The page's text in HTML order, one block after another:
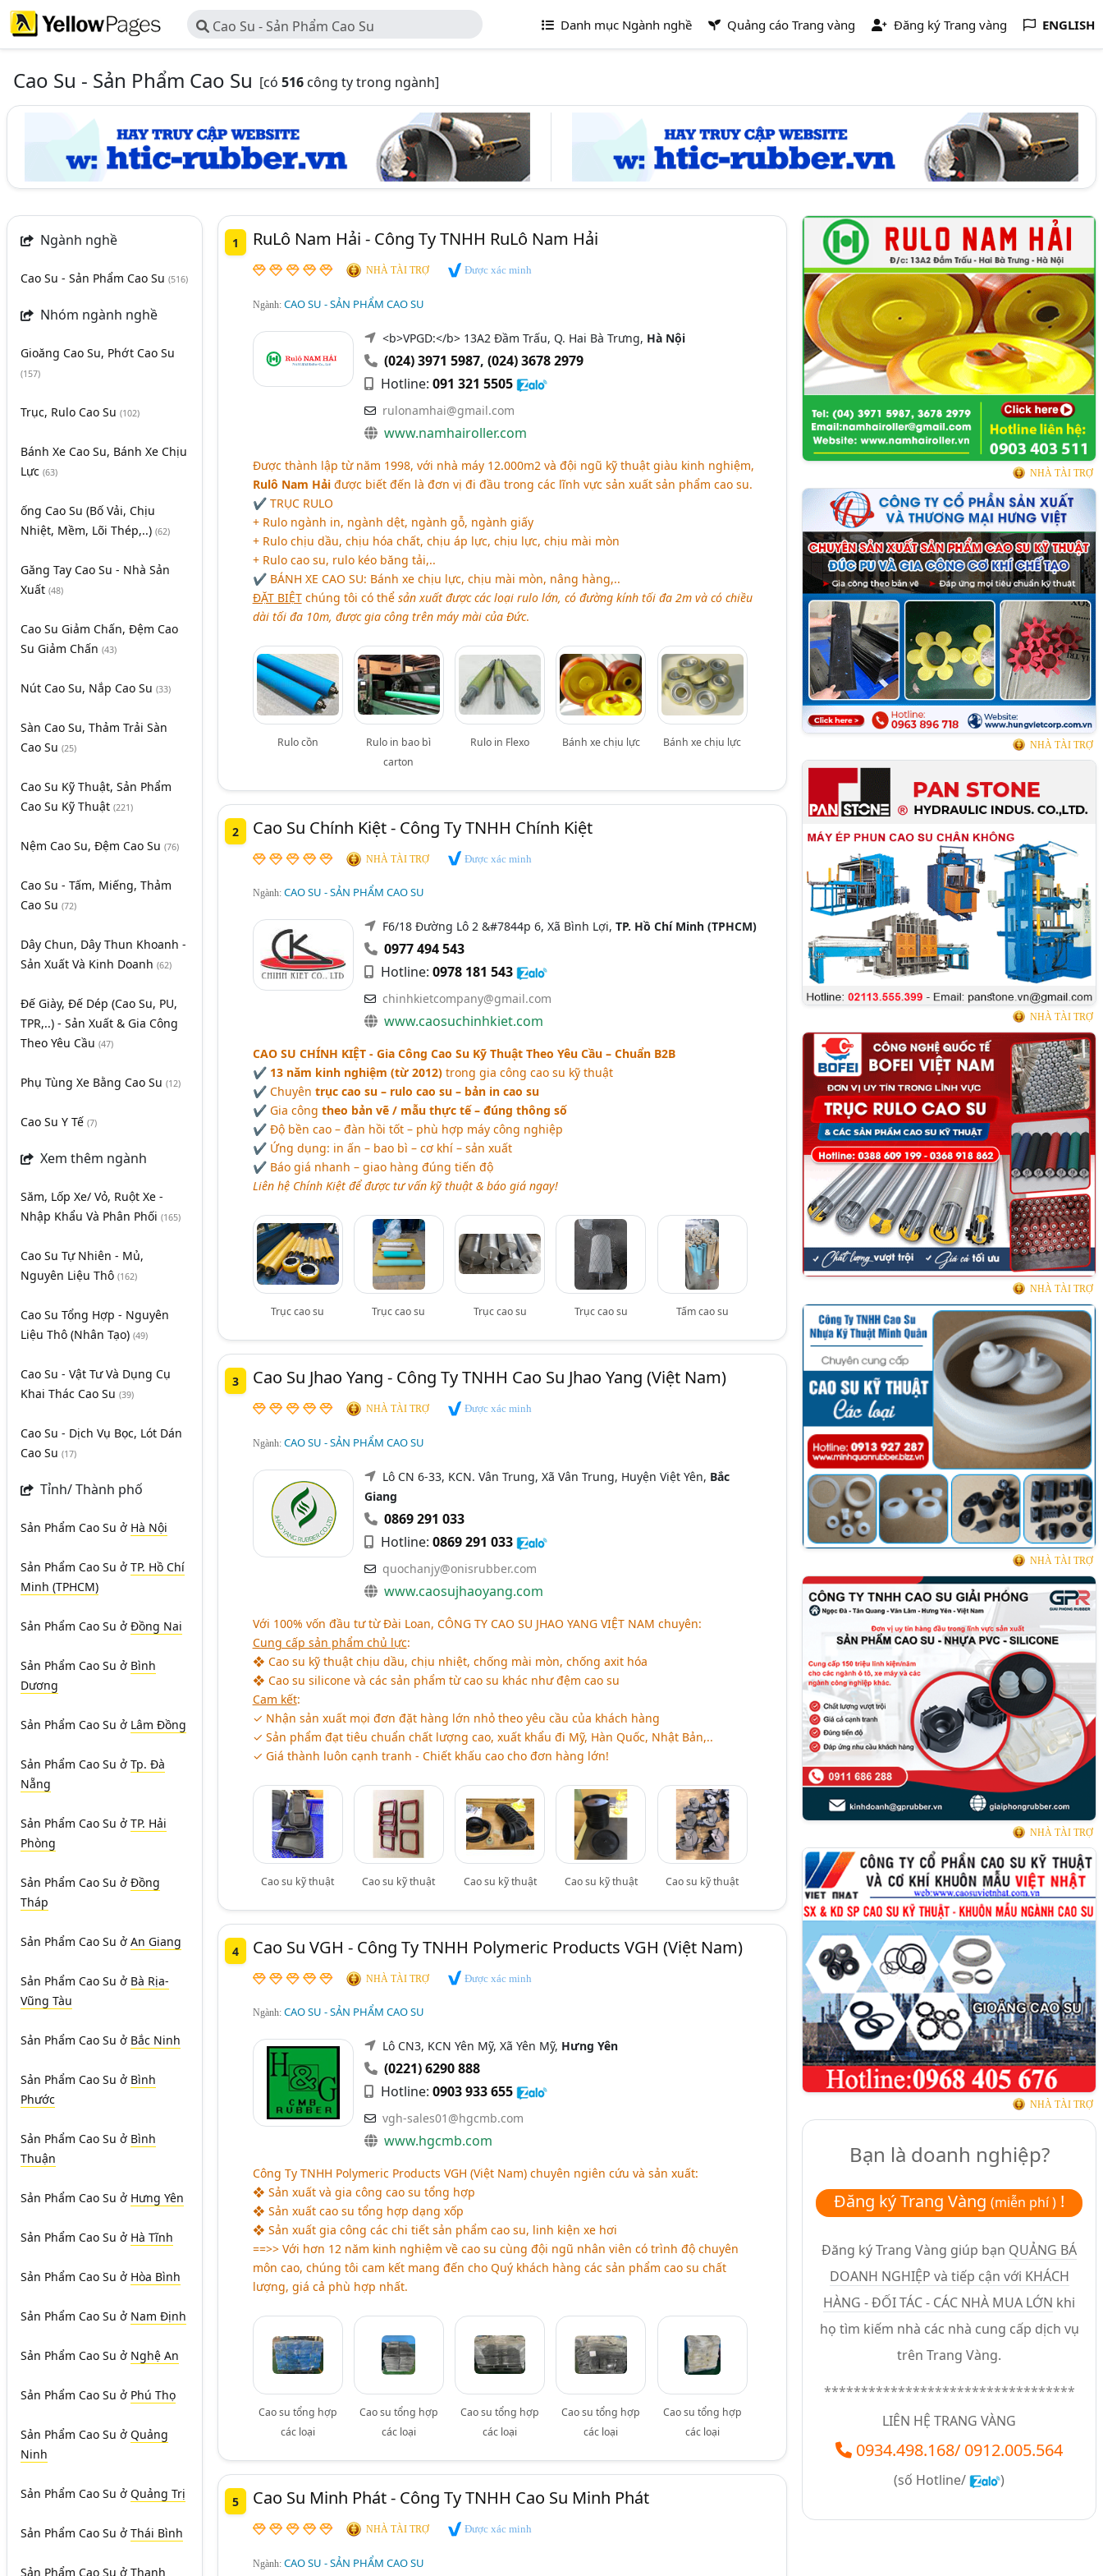
Cao Su - Sản Phẩm Cao Su Danh mục Ngành nghề Quảng cáo Trang vàng Đăng ký Trang vàng ENGLISH
Cao Su - Sản Phẩm Cao Su [có 516 công ty trong ngành]
Ngành nghề
Cao Su - Sản Phẩm Cao Su (516)
Nhóm ngành nghề
Gioăng Cao Su, Phớt Cao Su
(157)
Trục, Rulo Cao Su (102)
Bánh Xe Cao Su, Bánh Xe Chịu
Lực (63)
ống Cao Su (Bố Vải, Chịu
Nhiệt, Mềm, Lõi Thép,..) (62)
Găng Tay Cao Su - Nhà Sản
Xuất (48)
Cao Su Giảm Chấn, Đệm Cao
Su Giảm Chấn (43)
Nút Cao Su, Nắp Cao Su (33)
Sàn Cao Su, Thảm Trải Sàn
Cao Su (25)
Cao Su Kỹ Thuật, Sản Phẩm
Cao Su Kỹ Thuật (221)
Nệm Cao Su, Đệm Cao Su (76)
Cao Su - Tấm, Miếng, Thảm
Cao Su (72)
Dây Chun, Dây Thun Khoanh -
Sản Xuất Và Kinh Doanh (62)
Đế Giày, Đế Dép (Cao Su, PU,
TPR,..) - Sản Xuất & Gia Công
Theo Yêu Cầu (47)
Phụ Tùng Xe Bằng Cao Su (12)
Cao Su Y Tế (7)
Xem thêm ngành
Săm, Lốp Xe/ Vỏ, Ruột Xe -
Nhập Khẩu Và Phân Phối (165)
Cao Su Tự Nhiên - Mủ,
Nguyên Liệu Thô (162)
Cao Su Tổng Hợp - Nguyên
Liệu Thô (Nhân Tạo) (49)
Cao Su - Vật Tư Và Dụng Cụ
Khai Thác Cao Su (39)
Cao Su - Dịch Vụ Bọc, Lót Dán
Cao Su (17)
Tỉnh/ Thành phố
Sản Phẩm Cao Su ở Hà Nội
Sản Phẩm Cao Su ở TP. Hồ Chí
Minh (TPHCM)
Sản Phẩm Cao Su ở Đồng Nai
Sản Phẩm Cao Su ở Bình
Dương
Sản Phẩm Cao Su ở Lâm Đồng
Sản Phẩm Cao Su ở Tp. Đà
Nẵng
Sản Phẩm Cao Su ở TP. Hải
Phòng
Sản Phẩm Cao Su ở Đồng
Tháp
Sản Phẩm Cao Su ở An Giang
Sản Phẩm Cao Su ở Bà Rịa-
Vũng Tàu
Sản Phẩm Cao Su ở Bắc Ninh
Sản Phẩm Cao Su ở Bình
Phước
Sản Phẩm Cao Su ở Bình
Thuận
Sản Phẩm Cao Su ở Hưng Yên
Sản Phẩm Cao Su ở Hà Tĩnh
Sản Phẩm Cao Su ở Hòa Bình
Sản Phẩm Cao Su ở Nam Định
Sản Phẩm Cao Su ở Nghệ An
Sản Phẩm Cao Su ở Phú Thọ
Sản Phẩm Cao Su ở Quảng
Ninh
Sản Phẩm Cao Su ở Quảng Trị
Sản Phẩm Cao Su ở Thái Bình
Sản Phẩm Cao Su ở Thanh
1 RuLô Nam Hải - Công Ty TNHH RuLô Nam Hải
NHÀ TÀI TRỢ Được xác minh
Ngành: CAO SU - SẢN PHẨM CAO SU
<b>VPGD:</b> 13A2 Đầm Trấu, Q. Hai Bà Trưng, Hà Nội
(024) 3971 5987, (024) 3678 2979
Hotline: 091 321 5505
rulonamhai@gmail.com
www.namhairoller.com
Được thành lập từ năm 1998, với nhà máy 12.000m2 và đội ngũ kỹ thuật giàu kinh nghiệm,
Rulô Nam Hảiđược biết đến là đơn vị đi đầu trong các lĩnh vực sản xuất sản phẩm cao su.
✔ TRỤC RULO
+ Rulo ngành in, ngành dệt, ngành gỗ, ngành giấy
+ Rulo chịu dầu, chịu hóa chất, chịu áp lực, chịu lực, chịu mài mòn
+ Rulo cao su, rulo kéo băng tải,..
✔ BÁNH XE CAO SU: Bánh xe chịu lực, chịu mài mòn, nâng hàng,..
ĐẶT BIỆTchúng tôi có thể sản xuất được các loại rulo lớn, có đường kính tối đa 2m và có chiều
dài tối đa 10m, được gia công trên máy mài của Đức.
Rulo cồn
Rulo in bao bì
carton
Rulo in Flexo Bánh xe chịu lực Bánh xe chịu lực
2 Cao Su Chính Kiệt - Công Ty TNHH Chính Kiệt
NHÀ TÀI TRỢ Được xác minh
Ngành: CAO SU - SẢN PHẨM CAO SU
F6/18 Đường Lô 2 &#7844p 6, Xã Bình Lợi, TP. Hồ Chí Minh (TPHCM)
0977 494 543
Hotline: 0978 181 543
chinhkietcompany@gmail.com
www.caosuchinhkiet.com
CAO SU CHÍNH KIỆT- Gia Công Cao Su Kỹ Thuật Theo Yêu Cầu – Chuẩn B2B
✔ 13 năm kinh nghiệm (từ 2012)trong gia công cao su kỹ thuật
✔ Chuyên trục cao su – rulo cao su – bản in cao su
✔ Gia công theo bản vẽ / mẫu thực tế – đúng thông số
✔ Độ bền cao – đàn hồi tốt – phù hợp máy công nghiệp
✔ Ứng dụng: in ấn – bao bì – cơ khí – sản xuất
✔ Báo giá nhanh – giao hàng đúng tiến độ
Liên hệ Chính Kiệt để được tư vấn kỹ thuật & báo giá ngay!
Trục cao su Trục cao su Trục cao su Trục cao su Tấm cao su
3 Cao Su Jhao Yang - Công Ty TNHH Cao Su Jhao Yang (Việt Nam)
NHÀ TÀI TRỢ Được xác minh
Ngành: CAO SU - SẢN PHẨM CAO SU
Lô CN 6-33, KCN. Vân Trung, Xã Vân Trung, Huyện Việt Yên, Bắc
Giang
0869 291 033
Hotline: 0869 291 033
quochanjy@onisrubber.com
www.caosujhaoyang.com
Với 100% vốn đầu tư từ Đài Loan, CÔNG TY CAO SU JHAO YANG VIỆT NAM chuyên:
Cung cấp sản phẩm chủ lực:
❖ Cao su kỹ thuật chịu dầu, chịu nhiệt, chống mài mòn, chống axit hóa
❖ Cao su silicone và các sản phẩm từ cao su khác như đệm cao su
Cam kết:
✓ Nhận sản xuất mọi đơn đặt hàng lớn nhỏ theo yêu cầu của khách hàng
✓ Sản phẩm đạt tiêu chuẩn chất lượng cao, xuất khẩu đi Mỹ, Hàn Quốc, Nhật Bản,..
✓ Giá thành luôn cạnh tranh - Chiết khấu cao cho đơn hàng lớn!
Cao su kỹ thuật Cao su kỹ thuật Cao su kỹ thuật Cao su kỹ thuật Cao su kỹ thuật
4 Cao Su VGH - Công Ty TNHH Polymeric Products VGH (Việt Nam)
NHÀ TÀI TRỢ Được xác minh
Ngành: CAO SU - SẢN PHẨM CAO SU
Lô CN3, KCN Yên Mỹ, Xã Yên Mỹ, Hưng Yên
(0221) 6290 888
Hotline: 0903 933 655
vgh-sales01@hgcmb.com
www.hgcmb.com
Công Ty TNHH Polymeric Products VGH (Việt Nam) chuyên ngiên cứu và sản xuất:
❖ Sản xuất và gia công cao su tổng hợp
❖ Sản xuất cao su tổng hợp dạng xốp
❖ Sản xuất gia công các chi tiết sản phẩm cao su, linh kiện xe hơi
==>> Với hơn 12 năm kinh nghiệm về cao su cùng đội ngũ nhân viên có trình độ chuyên
môn cao, chúng tôi cam kết mang đến cho Quý khách hàng các sản phẩm cao su chất
lượng, giá cả phù hợp nhất.
Cao su tổng hợp
các loại
Cao su tổng hợp
các loại
Cao su tổng hợp
các loại
Cao su tổng hợp
các loại
Cao su tổng hợp
các loại
5 Cao Su Minh Phát - Công Ty TNHH Cao Su Minh Phát
NHÀ TÀI TRỢ Được xác minh
Ngành: CAO SU - SẢN PHẨM CAO SU
NHÀ TÀI TRỢ
NHÀ TÀI TRỢ
NHÀ TÀI TRỢ
NHÀ TÀI TRỢ
NHÀ TÀI TRỢ
NHÀ TÀI TRỢ
NHÀ TÀI TRỢ
Bạn là doanh nghiệp?
Đăng ký Trang Vàng(miễn phí ) !
Đăng ký Trang Vàng giúp bạn QUẢNG BÁ
DOANH NGHIỆP và tiếp cận với KHÁCH
HÀNG - ĐỐI TÁC - CÁC NHÀ MUA LỚN khi
họ tìm kiếm nhà các nhà cung cấp dịch vụ
trên Trang Vàng.
**********************************
LIÊN HỆ TRANG VÀNG
0934.498.168/ 0912.005.564
(số Hotline/ )